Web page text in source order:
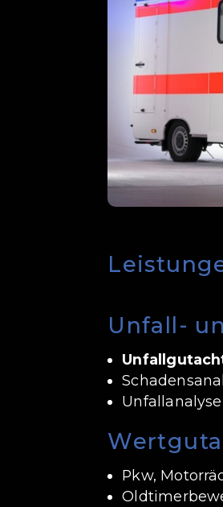
Unfall-
Pkw,